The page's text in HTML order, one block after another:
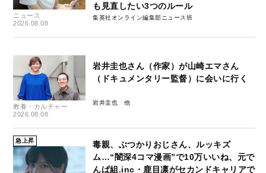
ニュース
2026.08.08
も見直したい3つのルール
集英社オンライン編集部ニュース班
教養・カルチャー
2026.08.08
岩井圭也さん（作家）が山崎エマさん
（ドキュメンタリー監督）に会いに行く
岩井圭也
急上昇
毒親、ぶつかりおじさん、ルッキズ
ム…“闇深4コマ漫画”で10万いいね、元で
んぱ組.inc・鹿目凛がセカンドキャリアで